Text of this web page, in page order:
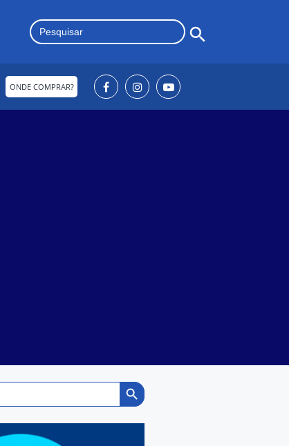
Search
for:
ONDE COMPRAR?
Search Button